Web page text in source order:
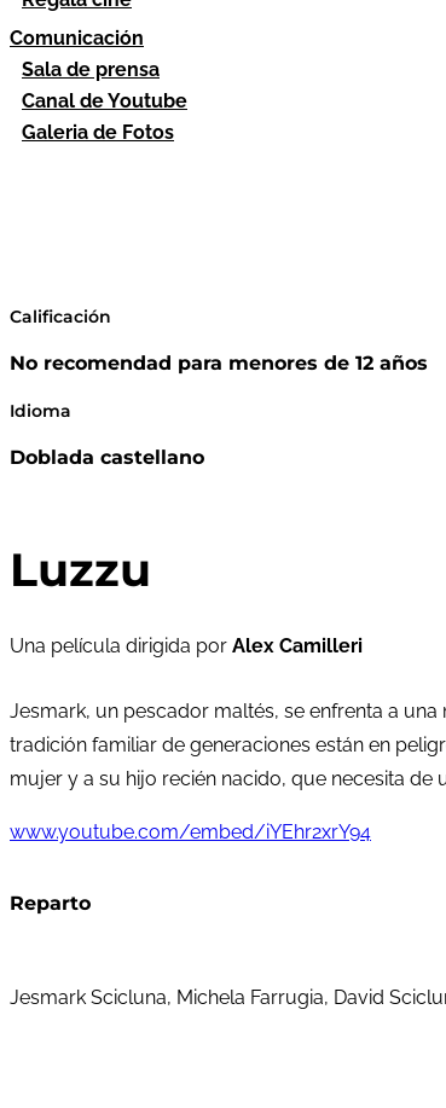
Comunicación
Sala de prensa
Canal de Youtube
Galeria de Fotos
Calificación
No recomendad para menores de 12 años
Idioma
Doblada castellano
Luzzu
Una película dirigida por Alex Camilleri
Jesmark, un pescador maltés, se enfrenta a
tradición familiar de generaciones están en
mujer y a su hijo recién nacido, que necesita
www.youtube.com/embed/iYEhr2xrY94
Reparto
Jesmark Scicluna, Michela Farrugia, David